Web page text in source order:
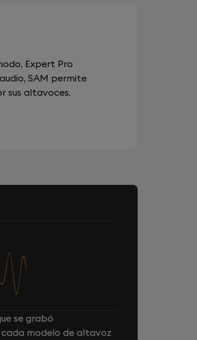
Expert Pro
SAM permite
sus altavoces.
se grabó
modelo de altavoz